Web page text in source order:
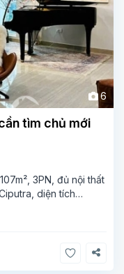
6
tìm chủ mới
3PN, đủ nội thất
diện tích
không gian rộng